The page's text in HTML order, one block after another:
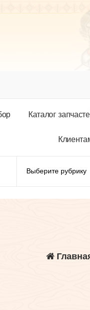
ор Каталогзапчасте
Клиента